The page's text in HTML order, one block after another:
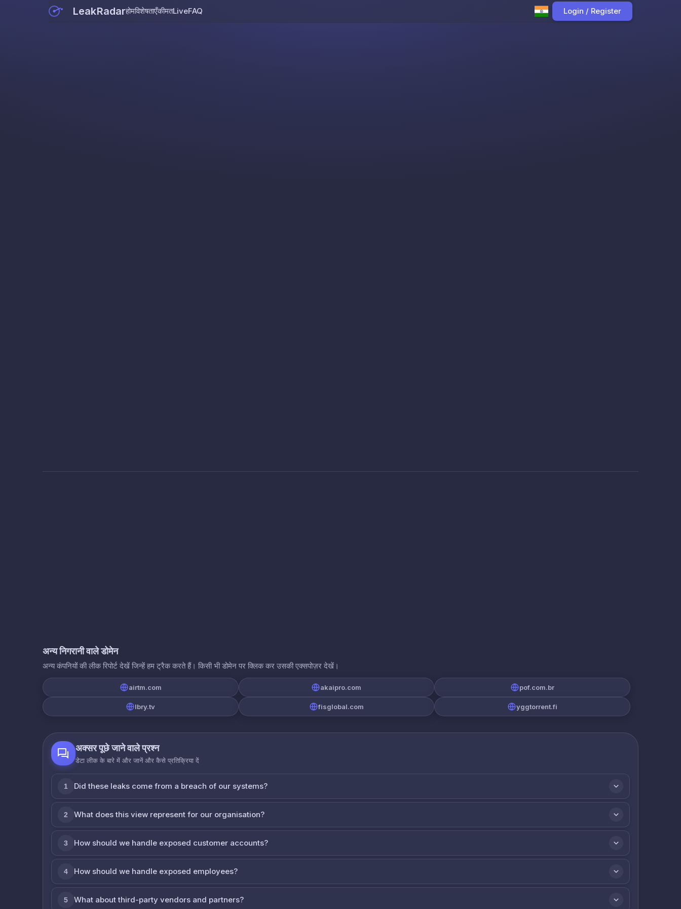
LeakRadarहोमविशेषताएँकीमतLiveFAQ Login / Register
अन्य निगरानी वाले डोमेन
अन्य कंपनियों की लीक रिपोर्ट देखें जिन्हें हम ट्रैक करते हैं। किसी भी डोमेन पर क्लिक कर उसकी एक्सपोज़र देखें।
airtm.com akaipro.com pof.com.br
lbry.tv fisglobal.com yggtorrent.fi
अक्सर पूछे जाने वाले प्रश्न
डेटा लीक के बारे में और जानें और कैसे प्रतिक्रिया दें
1 Did these leaks come from a breach of our systems?
2 What does this view represent for our organisation?
3 How should we handle exposed customer accounts?
4 How should we handle exposed employees?
5 What about third-party vendors and partners?